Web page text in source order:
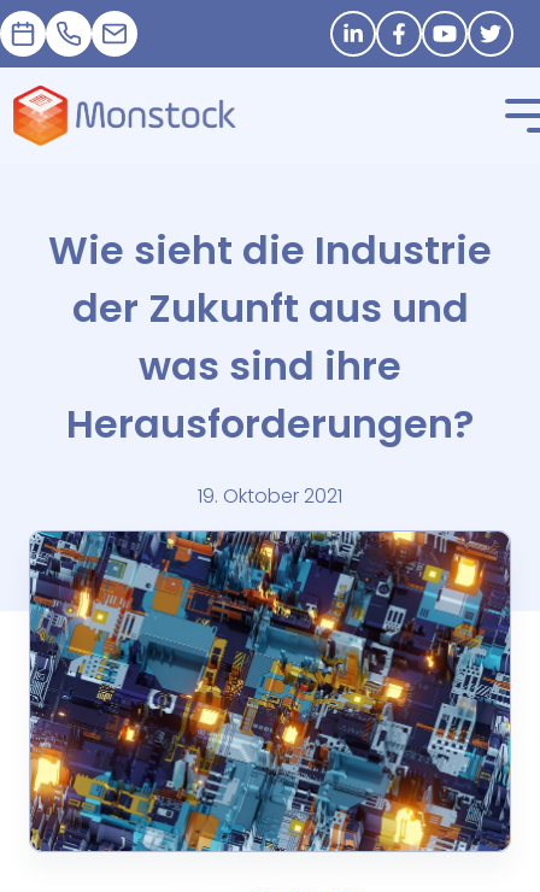
Termin+33 1 83 62 25 41
contact@monstock.net Stay in touch
Wie sieht die Industrie
der Zukunft aus und
was sind ihre
Herausforderungen?
19. Oktober 2021